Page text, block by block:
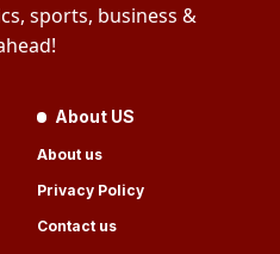
sports, business &
About US
About us
Privacy Policy
Contact us